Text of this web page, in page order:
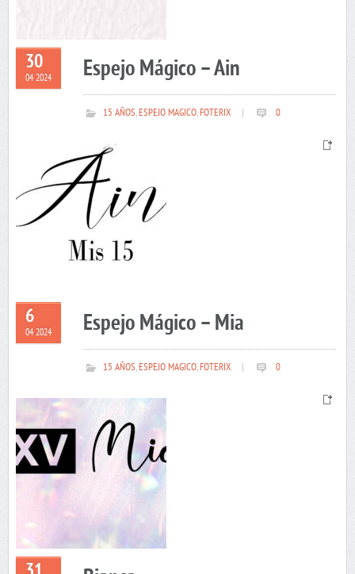
30
04 2024 Espejo Mágico – Ain
15 AÑOS,ESPEJO MAGICO,FOTERIX 0
6
04 2024 Espejo Mágico – Mia
15 AÑOS,ESPEJO MAGICO,FOTERIX 0